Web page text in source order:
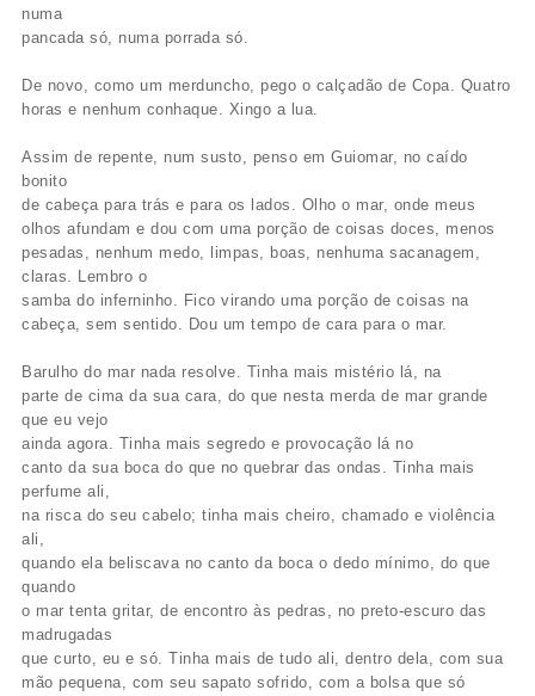
numa
pancada só, numa porrada só.
De novo, como um merduncho, pego o calçadão de Copa. Quatro
horas e nenhum conhaque. Xingo a lua.
Assim de repente, num susto, penso em Guiomar, no caído
bonito
de cabeça para trás e para os lados. Olho o mar, onde meus
olhos afundam e dou com uma porção de coisas doces, menos
pesadas, nenhum medo, limpas, boas, nenhuma sacanagem,
claras. Lembro o
samba do inferninho. Fico virando uma porção de coisas na
cabeça, sem sentido. Dou um tempo de cara para o mar.
Barulho do mar nada resolve. Tinha mais mistério lá, na
parte de cima da sua cara, do que nesta merda de mar grande
que eu vejo
ainda agora. Tinha mais segredo e provocação lá no
canto da sua boca do que no quebrar das ondas. Tinha mais
perfume ali,
na risca do seu cabelo; tinha mais cheiro, chamado e violência
ali,
quando ela beliscava no canto da boca o dedo mínimo, do que
quando
o mar tenta gritar, de encontro às pedras, no preto-escuro das
madrugadas
que curto, eu e só. Tinha mais de tudo ali, dentro dela, com sua
mão pequena, com seu sapato sofrido, com a bolsa que só